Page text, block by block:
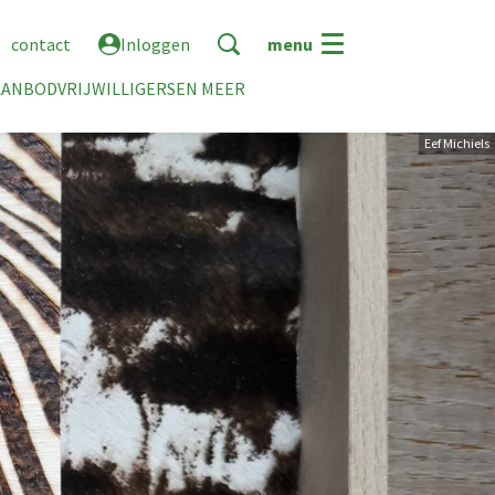
contact
Inloggen
VRIJWILLIGERSEN MEER
menu
Eef Michiels